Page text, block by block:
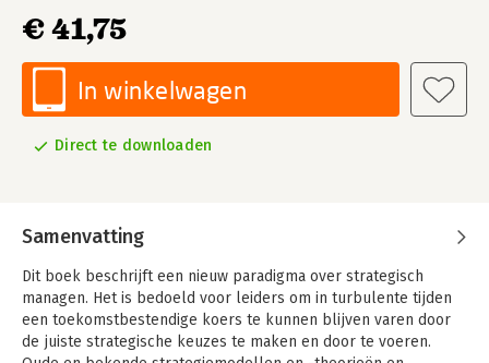
€ 41,75
In winkelwagen
Direct te downloaden
Samenvatting
Dit boek beschrijft een nieuw paradigma over strategisch
managen. Het is bedoeld voor leiders om in turbulente tijden
een toekomstbestendige koers te kunnen blijven varen door
de juiste strategische keuzes te maken en door te voeren.